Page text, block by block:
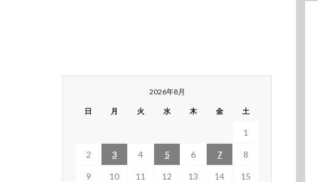
2026年8月
日 月 火 水 木 金 土
1
2 3 4 5 6 7 8
9 10 11 12 13 14 15